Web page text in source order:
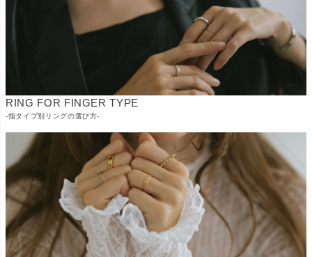
RING FOR FINGER TYPE
-指タイプ別リングの選び方-